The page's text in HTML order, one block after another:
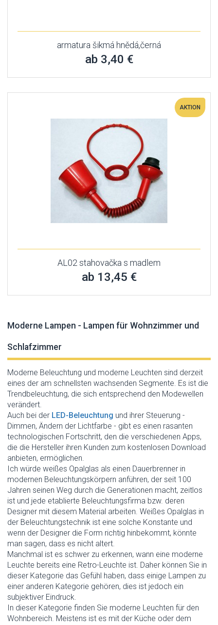
armatura šikmá hnědá,černá
ab 3,40 €
AKTION
AL02 stahovačka s madlem
ab 13,45 €
Moderne Lampen - Lampen für Wohnzimmer und
Schlafzimmer
Moderne Beleuchtung und moderne Leuchten sind derzeit
eines der am schnellsten wachsenden Segmente. Es ist die
Trendbeleuchtung, die sich entsprechend den Modewellen
verändert.
Auch bei der LED-Beleuchtung und ihrer Steuerung -
Dimmen, Ändern der Lichtfarbe - gibt es einen rasanten
technologischen Fortschritt, den die verschiedenen Apps,
die die Hersteller ihren Kunden zum kostenlosen Download
anbieten, ermöglichen.
Ich würde weißes Opalglas als einen Dauerbrenner in
modernen Beleuchtungskörpern anführen, der seit 100
Jahren seinen Weg durch die Generationen macht, zeitlos
ist und jede etablierte Beleuchtungsfirma bzw. deren
Designer mit diesem Material arbeiten. Weißes Opalglas in
der Beleuchtungstechnik ist eine solche Konstante und
wenn der Designer die Form richtig hinbekommt, könnte
man sagen, dass es nicht altert.
Manchmal ist es schwer zu erkennen, wann eine moderne
Leuchte bereits eine Retro-Leuchte ist. Daher können Sie in
dieser Kategorie das Gefühl haben, dass einige Lampen zu
einer anderen Kategorie gehören, dies ist jedoch ein
subjektiver Eindruck.
In dieser Kategorie finden Sie moderne Leuchten für den
Wohnbereich. Meistens ist es mit der Küche oder dem